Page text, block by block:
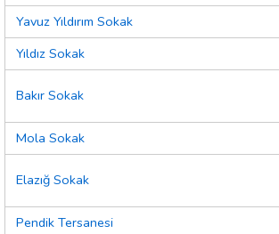
Yavuz Yıldırım Sokak
Yıldız Sokak
Bakır Sokak
Mola Sokak
Elazığ Sokak
Pendik Tersanesi